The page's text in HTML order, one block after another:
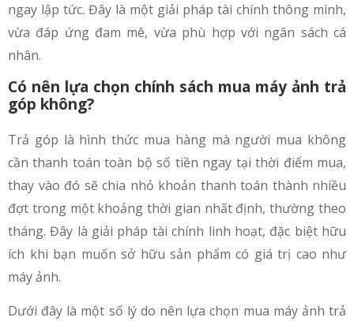
ngay lập tức. Đây là một giải pháp tài chính thông minh,
vừa đáp ứng đam mê, vừa phù hợp với ngân sách cá
nhân.
Có nên lựa chọn chính sách mua máy ảnh trả
góp​ không?
Trả góp là hình thức mua hàng mà người mua không
cần thanh toán toàn bộ số tiền ngay tại thời điểm mua,
thay vào đó sẽ chia nhỏ khoản thanh toán thành nhiều
đợt trong một khoảng thời gian nhất định, thường theo
tháng. Đây là giải pháp tài chính linh hoạt, đặc biệt hữu
ích khi bạn muốn sở hữu sản phẩm có giá trị cao như
máy ảnh.
Dưới đây là một số lý do nên lựa chọn mua máy ảnh trả